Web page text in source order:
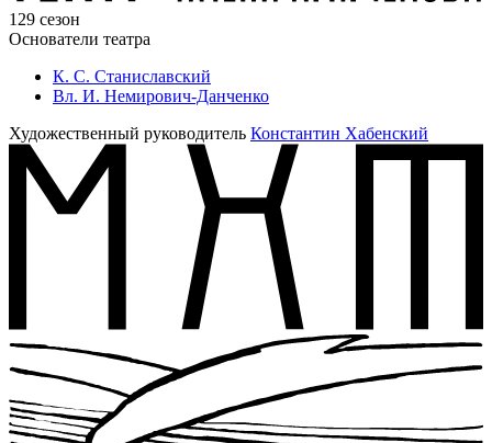
129 сезон
Основатели театра
К. С. Станиславский
Вл. И. Немирович-Данченко
Художественный руководитель Константин Хабенский